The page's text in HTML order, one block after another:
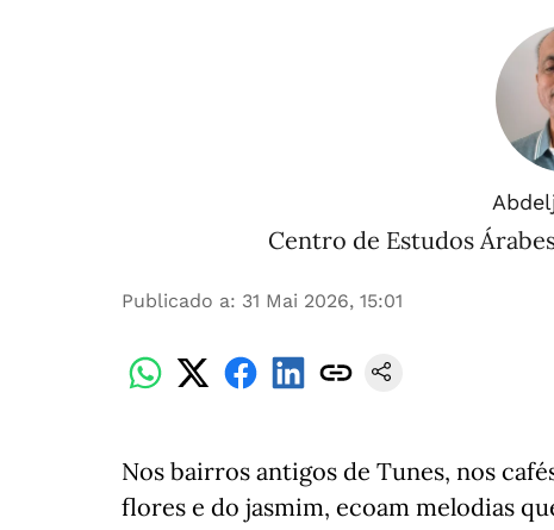
Centro de Estudos
Publicado a: 31 Mai 2026, 15:01
Nos bairros antigos de Tunes, nos
flores e do jasmim, ecoam melodias